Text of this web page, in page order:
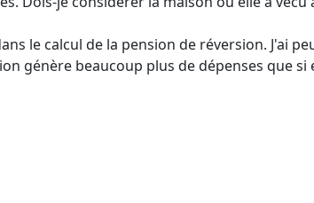
le calcul de la pension de réversion. J'ai
génère beaucoup plus de dépenses que si